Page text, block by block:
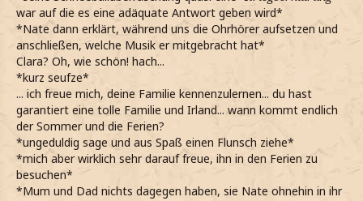
war auf die es eine adäquate Antwort geben wird*
*Nate dann erklärt, während uns die Ohrhörer aufsetzen und
anschließen, welche Musik er mitgebracht hat*
Clara? Oh, wie schön! hach...
*kurz seufze*
... ich freue mich, deine Familie kennenzulernen... du hast
garantiert eine tolle Familie und Irland... wann kommt endlich
der Sommer und die Ferien?
*ungeduldig sage und aus Spaß einen Flunsch ziehe*
*mich aber wirklich sehr darauf freue, ihn in den Ferien zu
besuchen*
*Mum und Dad nichts dagegen haben, sie Nate ohnehin in ihr